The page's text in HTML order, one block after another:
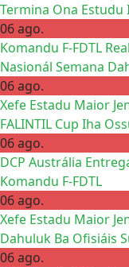
Termina Ona
06 ago.
Komandu F-FDTL
Nasionál Semana
06 ago.
Xefe Estadu Maior
FALINTIL Cup Iha
06 ago.
DCP Austrália
Komandu F-FDTL
06 ago.
Xefe Estadu Maior
Dahuluk Ba Ofisiáis
06 ago.